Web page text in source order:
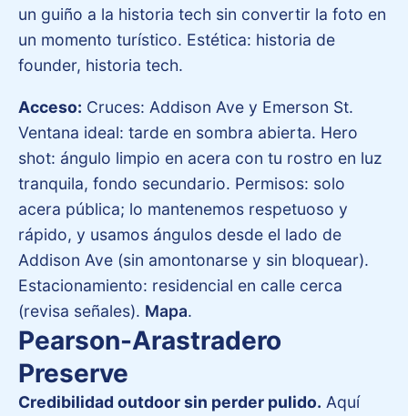
un guiño a la historia tech sin convertir la foto en
un momento turístico. Estética: historia de
founder, historia tech.
Acceso: Cruces: Addison Ave y Emerson St.
Ventana ideal: tarde en sombra abierta. Hero
shot: ángulo limpio en acera con tu rostro en luz
tranquila, fondo secundario. Permisos: solo
acera pública; lo mantenemos respetuoso y
rápido, y usamos ángulos desde el lado de
Addison Ave (sin amontonarse y sin bloquear).
Estacionamiento: residencial en calle cerca
(revisa señales). Mapa.
Pearson-Arastradero
Preserve
Credibilidad outdoor sin perder pulido. Aquí